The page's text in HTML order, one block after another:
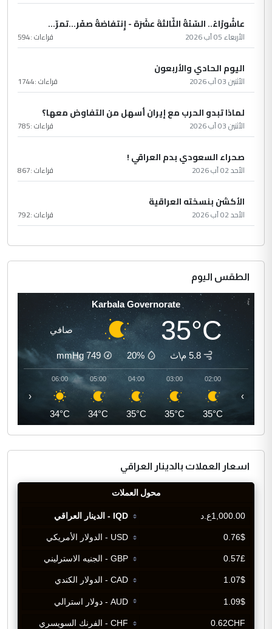
عاشُورْاءُ.. السّنَةُ الثّالثةَ عشَرَة - إِنتفاضةُ صفَر…تمرّ...
الأربعاء 05 آب 2026 قراءات :594
اليوم الحادي والأربعون
الأثنين 03 آب 2026 قراءات :1744
لماذا تبدو الحرب مع إيران أسهل من التفاوض معها؟
الأثنين 03 آب 2026 قراءات :785
صحراء السعودي بدم العراقي !
الأحد 02 آب 2026 قراءات :867
الأكشن بنسخته العراقية
الأحد 02 آب 2026 قراءات :792
الطقس اليوم
Karbala Governorate
35°C صافي
5.8 م\ث 20%
749
mmHg
02:00
35°C
03:00
35°C
04:00
35°C
05:00
34°C
06:00
34°C
‹ ›
اسعار العملات بالدينار العراقي